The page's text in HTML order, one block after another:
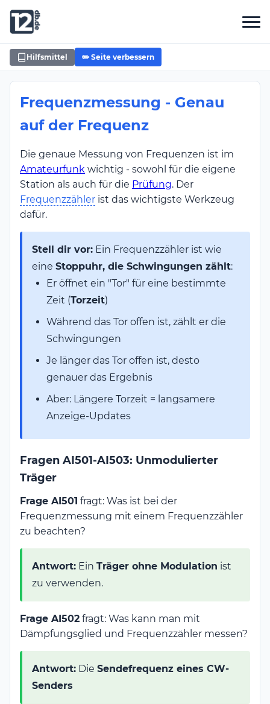
Hilfsmittel ✏️ Seite verbessern
Frequenzmessung - Genau
auf der Frequenz
Die genaue Messung von Frequenzen ist im
Amateurfunk wichtig - sowohl für die eigene
Station als auch für die Prüfung. Der
Frequenzzähler ist das wichtigste Werkzeug
dafür.
Stell dir vor: Ein Frequenzzähler ist wie
eine Stoppuhr, die Schwingungen zählt:
Er öffnet ein "Tor" für eine bestimmte
Zeit (Torzeit)
Während das Tor offen ist, zählt er die
Schwingungen
Je länger das Tor offen ist, desto
genauer das Ergebnis
Aber: Längere Torzeit = langsamere
Anzeige-Updates
Fragen AI501-AI503: Unmodulierter
Träger
Frage AI501 fragt: Was ist bei der
Frequenzmessung mit einem Frequenzzähler
zu beachten?
Antwort: Ein Träger ohne Modulation ist
zu verwenden.
Frage AI502 fragt: Was kann man mit
Dämpfungsglied und Frequenzzähler messen?
Antwort: Die Sendefrequenz eines CW-
Senders